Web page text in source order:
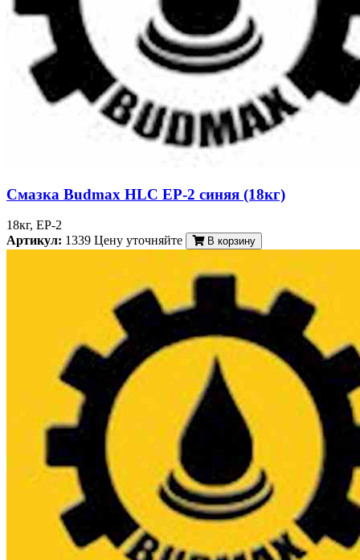
Смазка Budmax HLC EP-2 синяя (18кг)
18кг, EP-2
Артикул: 1339 Цену уточняйте В корзину